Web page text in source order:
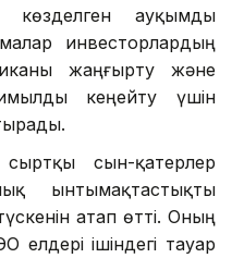
көзделген ауқымды
инвесторлардың
жаңғырту және
кеңейту үшін
сын-қатерлер
ынтымақтастықты
атап өтті. Оның
ішіндегі тауар